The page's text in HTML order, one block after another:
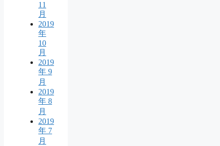
11
月
2019
年
10
月
2019
年 9
月
2019
年 8
月
2019
年 7
月